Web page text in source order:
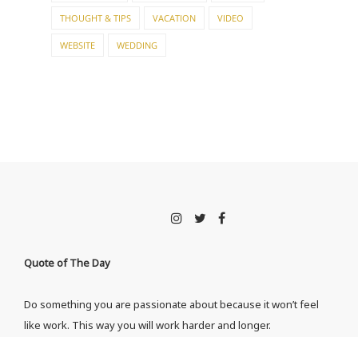
THOUGHT & TIPS VACATION VIDEO
WEBSITE WEDDING
Quote of The Day
Do something you are passionate about because it won’t feel
like work. This way you will work harder and longer.